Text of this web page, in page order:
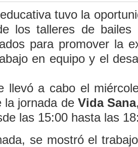
tuvo la
los talleres de bailes
para promover la
en equipo y el
llevó a cabo el
la jornada de Vida Sana
las 15:00 hasta las
se mostró el